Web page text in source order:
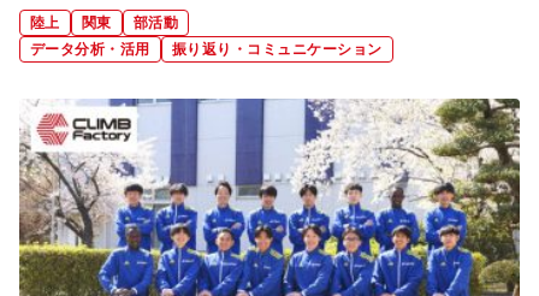
陸上 関東
部活動
データ分析・活用
振り返り・コミュニケーション